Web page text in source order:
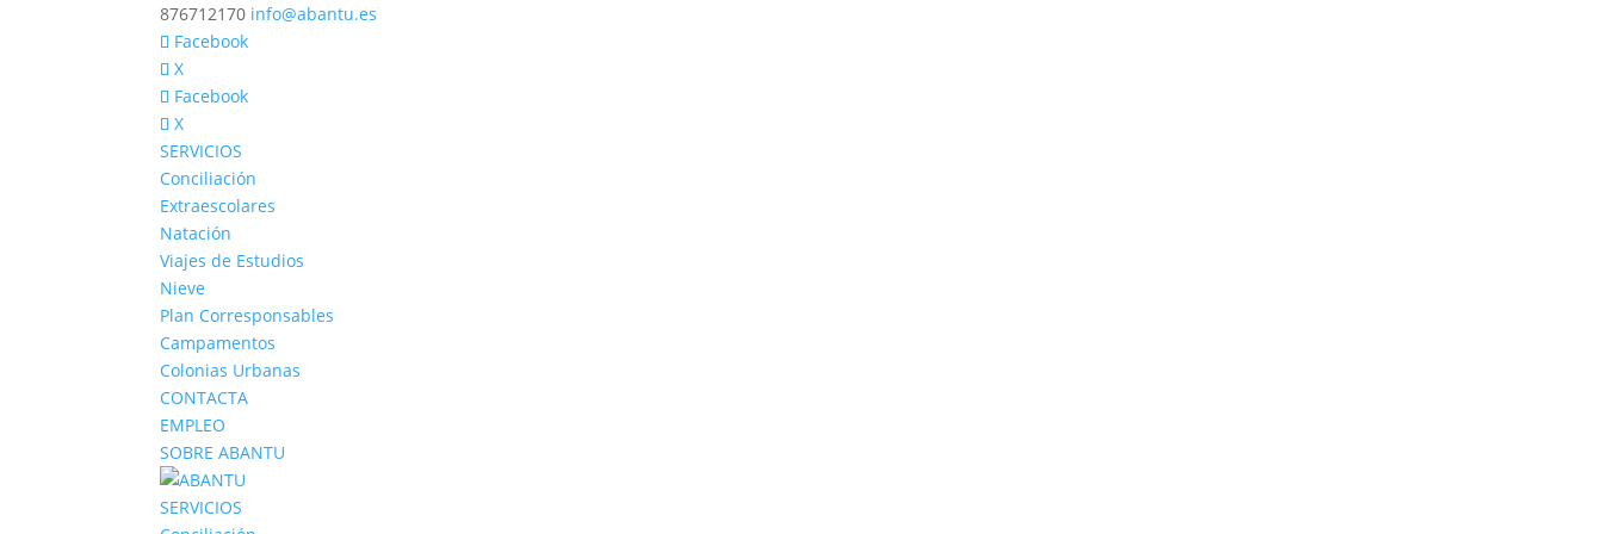
876712170 info@abantu.es
Facebook
X
Facebook
X
SERVICIOS
Conciliación
Extraescolares
Natación
Viajes de Estudios
Nieve
Plan Corresponsables
Campamentos
Colonias Urbanas
CONTACTA
EMPLEO
SOBRE ABANTU
SERVICIOS